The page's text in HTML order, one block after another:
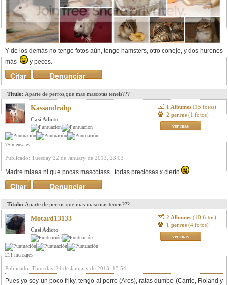
Y de los demás no tengo fotos aún, tengo hamsters, otro conejo, y dos hurones
más
y peces.
Denunciar
mensaje
Citar
Titulo: Aparte de perros,que mas mascotas teneis???
Kassandrahp
Casi Adicto
75 mensajes
1 Albumes (15 fotos)
2 perros (1 fotos)
ver mas
Publicado: Tuesday 22 de January de 2013, 23:03
Madre miaaa ni.que pocas mascotass...todas.preciosas x cierto
Denunciar
mensaje
Citar
Titulo: Aparte de perros,que mas mascotas teneis???
Motard13133
Casi Adicto
211 mensajes
2 Albumes (10 fotos)
1 perros (4 fotos)
ver mas
Publicado: Thursday 24 de January de 2013, 13:54
Pues yo soy un poco friky, tengo al perro (Ares), ratas dumbo (Carrie, Roland y